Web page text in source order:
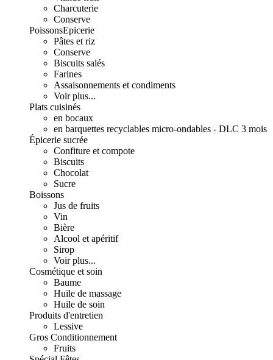
Charcuterie
Conserve
PoissonsEpicerie
Pâtes et riz
Conserve
Biscuits salés
Farines
Assaisonnements et condiments
Voir plus...
Plats cuisinés
en bocaux
en barquettes recyclables micro-ondables - DLC 3 mois
Épicerie sucrée
Confiture et compote
Biscuits
Chocolat
Sucre
Boissons
Jus de fruits
Vin
Bière
Alcool et apéritif
Sirop
Voir plus...
Cosmétique et soin
Baume
Huile de massage
Huile de soin
Produits d'entretien
Lessive
Gros Conditionnement
Fruits